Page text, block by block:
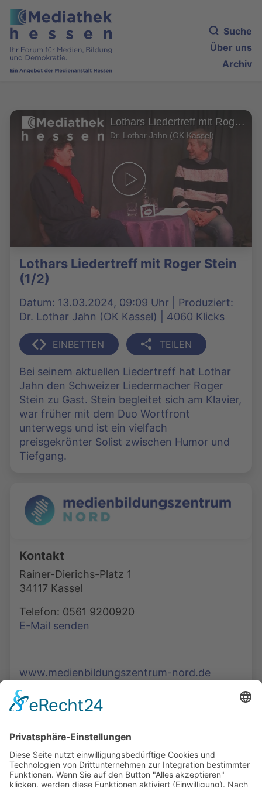
Suche
Über uns
Archiv
Lothars Liedertreff mit Roger Stein (1/2)
Dr. Lothar Jahn (OK Kassel)
Lothars Liedertreff mit Roger Stein
(1/2)
Datum: 13.03.2024, 09:09 Uhr | Produziert:
Dr. Lothar Jahn (OK Kassel) | 4060 Klicks
EINBETTEN TEILEN
Bei seinem aktuellen Liedertreff hat Lothar
Jahn den Schweizer Liedermacher Roger
Stein zu Gast. Stein begleitet sich am Klavier,
war früher mit dem Duo Wortfront
unterwegs und ist ein vielfach
preisgekrönter Solist zwischen Humor und
Tiefgang.
Kontakt
Rainer-Dierichs-Platz 1
34117 Kassel
Telefon: 0561 9200920
E-Mail senden
www.medienbildungszentrum-nord.de
Podcasts, Themen und Informationen.
Entdecken Sie unser Forum für Medien, Bildung